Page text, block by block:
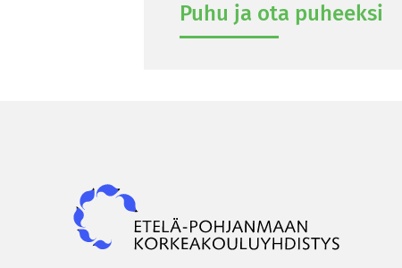
Puhu ja ota pu­heek­si